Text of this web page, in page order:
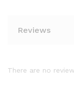
Reviews
There are no